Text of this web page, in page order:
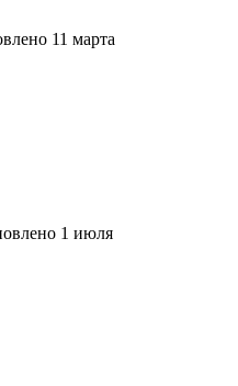
11 марта
1 июля